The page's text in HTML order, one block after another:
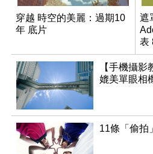
穿越 時空的美麗：過期10
年 底片
遮
表
【手機攝
媲美單眼相
11條「偷拍